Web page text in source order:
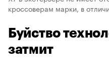
кроссоверам марки, в
Буйство
затмит